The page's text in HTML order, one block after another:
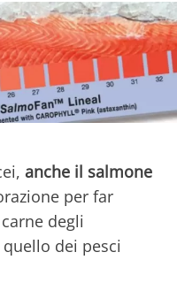
anche il salmone
per far
degli
dei pesci